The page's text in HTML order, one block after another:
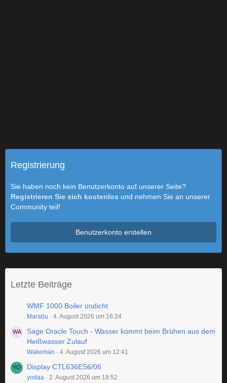
Registrierung
Sie haben noch kein Benutzerkonto auf unserer Seite?
Registrieren Sie sich kostenlos und nehmen Sie an unserer
Community teil!
Benutzerkonto erstellen
Letzte Beiträge
WMF 1000 Boiler undicht
Marabu 4. August 2026 um 16:24
Sage Oracle Touch - Wasser kommt beim Brühen aus dem
Heißwasser Zulauf
Wakeman 4. August 2026 um 12:41
Display CTL636ES6/06
yodaa 2. August 2026 um 18:52